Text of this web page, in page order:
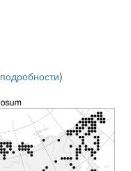
подробности)